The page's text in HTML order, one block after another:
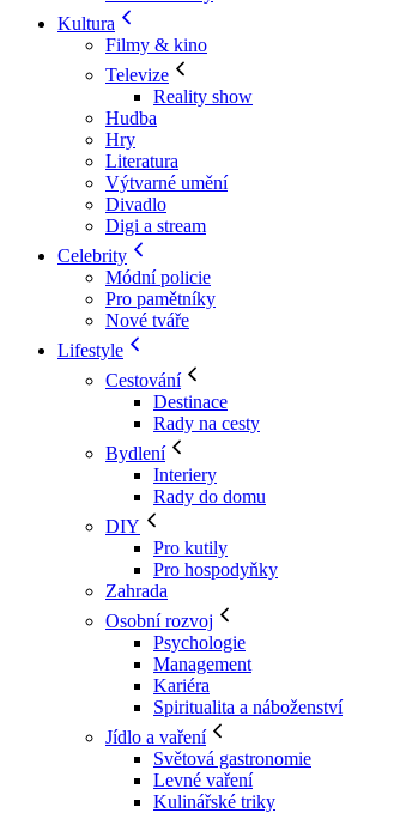
Kultura
Filmy & kino
Televize
Reality show
Hudba
Hry
Literatura
Výtvarné umění
Divadlo
Digi a stream
Celebrity
Módní policie
Pro pamětníky
Nové tváře
Lifestyle
Cestování
Destinace
Rady na cesty
Bydlení
Interiery
Rady do domu
DIY
Pro kutily
Pro hospodyňky
Zahrada
Osobní rozvoj
Psychologie
Management
Kariéra
Spiritualita a náboženství
Jídlo a vaření
Světová gastronomie
Levné vaření
Kulinářské triky